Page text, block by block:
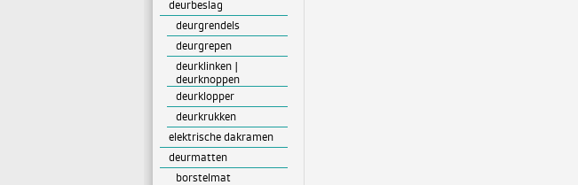
deurbeslag
deurgrendels
deurgrepen
deurklinken |
deurknoppen
deurklopper
deurkrukken
elektrische dakramen
deurmatten
borstelmat